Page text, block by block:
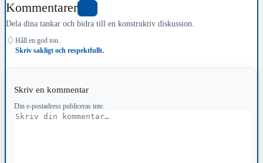
Kommentarer
Dela dina tankar och bidra till en konstruktiv diskussion.
♢ Håll en god ton.
Skriv sakligt och respektfullt.
Skriv en kommentar
Din e-postadress publiceras inte.
Kommentar